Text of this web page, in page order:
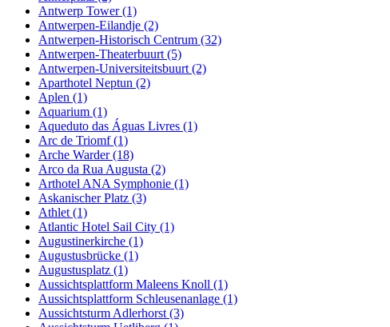
Antwerp Tower (1)
Antwerpen-Eilandje (2)
Antwerpen-Historisch Centrum (32)
Antwerpen-Theaterbuurt (5)
Antwerpen-Universiteitsbuurt (2)
Aparthotel Neptun (2)
Aplen (1)
Aquarium (1)
Aqueduto das Águas Livres (1)
Arc de Triomf (1)
Arche Warder (18)
Arco da Rua Augusta (2)
Arthotel ANA Symphonie (1)
Askanischer Platz (3)
Athlet (1)
Atlantic Hotel Sail City (1)
Augustinerkirche (1)
Augustusbrücke (1)
Augustusplatz (1)
Aussichtsplattform Maleens Knoll (1)
Aussichtsplattform Schleusenanlage (1)
Aussichtsturm Adlerhorst (3)